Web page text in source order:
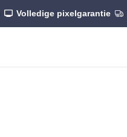
Volledige pixelgarantie